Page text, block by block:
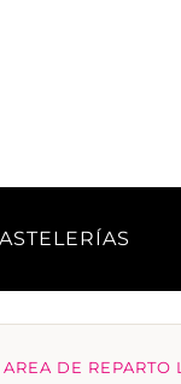
AREA DE REPARTO